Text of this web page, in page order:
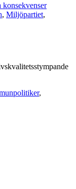
, Miljöpartiet,
,